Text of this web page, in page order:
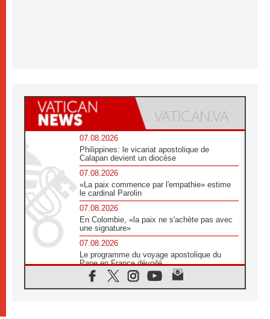
07.08.2026
Philippines: le vicariat apostolique de
Calapan devient un diocèse
07.08.2026
«La paix commence par l'empathie» estime
le cardinal Parolin
07.08.2026
En Colombie, «la paix ne s'achète pas avec
une signature»
07.08.2026
Le programme du voyage apostolique du
Pape en France dévoilé
07.08.2026
1ère Conférence continentale sur l'éducation